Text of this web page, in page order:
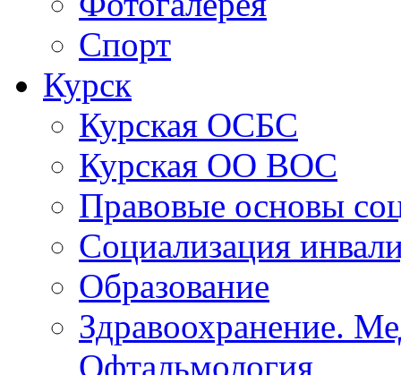
Спорт
Курск
Курская ОСБС
Курская ОО ВОС
Правовые основы
Социализация
Образование
Здравоохранение.
Офтальмология